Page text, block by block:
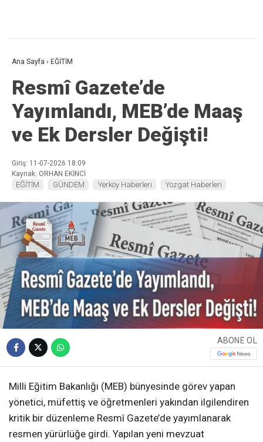
Ana Sayfa › EĞİTİM
Resmî Gazete’de
Yayımlandı, MEB’de Maaş
ve Ek Dersler Değişti!
Giriş: 11-07-2026 18:09
Kaynak: ORHAN EKİNCİ
EĞİTİM GÜNDEM Yerköy Haberleri Yozgat Haberleri
ABONE OL
Milli Eğitim Bakanlığı (MEB) bünyesinde görev yapan
yönetici, müfettiş ve öğretmenleri yakından ilgilendiren
kritik bir düzenleme Resmî Gazete’de yayımlanarak
resmen yürürlüğe girdi. Yapılan yeni mevzuat